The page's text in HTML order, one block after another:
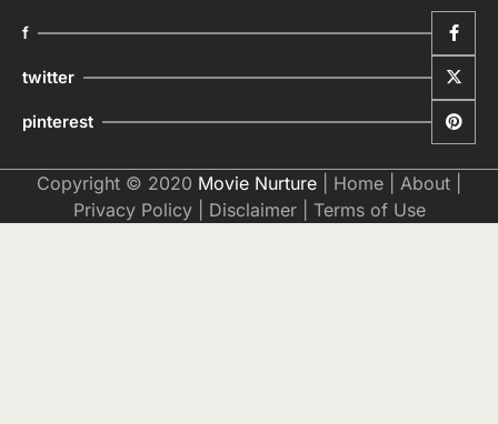
f
twitter
pinterest
Copyright © 2020 Movie Nurture Home About
Privacy Policy| Disclaimer| Terms of Use